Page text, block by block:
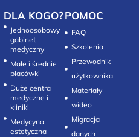
DLA KOGO?
Jednoosobowy
gabinet
medyczny
Małe i średnie
placówki
Duże centra
medyczne i
kliniki
Medycyna
estetyczna
POMOC
FAQ
Szkolenia
Przewodnik
użytkownika
Materiały
wideo
Migracja
danych